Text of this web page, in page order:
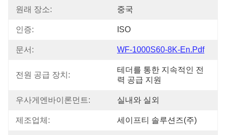
원래 장소: 중국
인증: ISO
문서: WF-1000S60-8K-En.pdf
전원 공급 장치:
테더를 통한 지속적인 전
력 공급 지원
우사게엔바이론먼트: 실내와 실외
제조업체: 세이프티 솔루션즈(주)